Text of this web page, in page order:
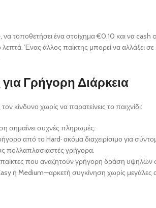
τοποθετήσει ένα στοίχημα €0.10 και να cash
Ένας άλλος παίκτης μπορεί να αλλάξει σε
Γρήγορη Διάρκεια
κίνδυνο χωρίς να παρατείνεις το παιχνίδι:
σημαίνει συχνές πληρωμές.
από το Hard· ακόμα διαχειρίσιμο για
πολλαπλασιαστές γρήγορα.
παίκτες που αναζητούν γρήγορη δράση υψηλών
ή Medium—αρκετή συγκίνηση χωρίς μεγάλες